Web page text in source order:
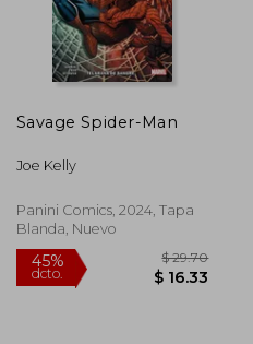
Savage Spider-Man
Joe Kelly
Panini Comics, 2024, Tapa
Blanda, Nuevo